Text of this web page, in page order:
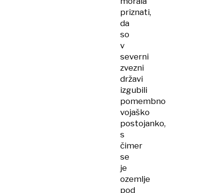
priznati,
da
so
v
severni
zvezni
državi
izgubili
pomembno
vojaško
postojanko,
s
čimer
se
je
ozemlje
pod